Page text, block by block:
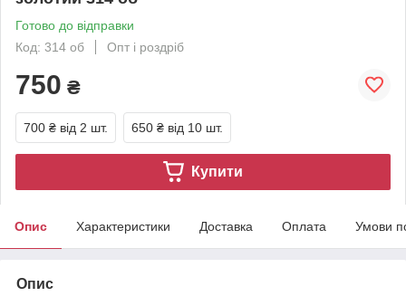
Готово до відправки
Код: 314 об
Опт і роздріб
750 ₴
700 ₴ від 2 шт. 650 ₴ від 10 шт.
Купити
Опис Характеристики Доставка Оплата Умови
Опис